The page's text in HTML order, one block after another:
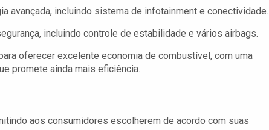
avançada, incluindo sistema de infotainment e conectividade.
incluindo controle de estabilidade e vários airbags.
oferecer excelente economia de combustível, com uma
promete ainda mais eficiência.
aos consumidores escolherem de acordo com suas